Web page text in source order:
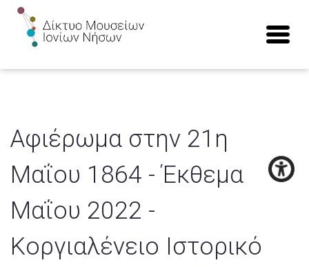
Αφιέρωμα στην 21η
Μαΐου 1864 - Έκθεμα
Μαΐου 2022 -
Κοργιαλένειο Ιστορικό